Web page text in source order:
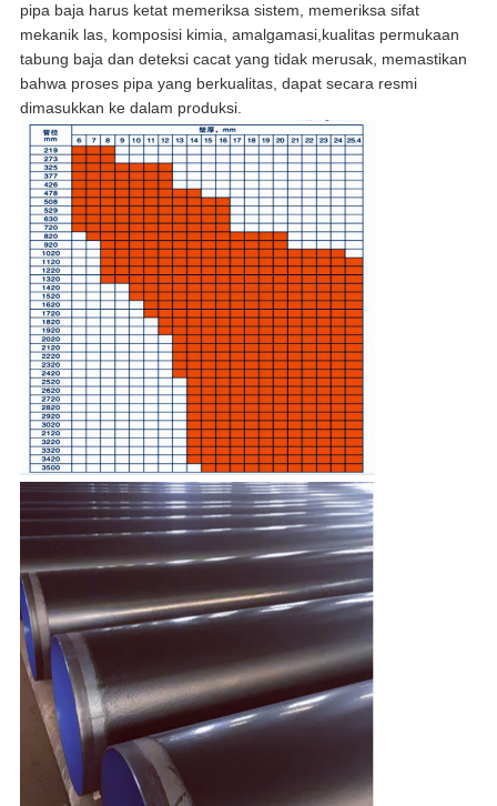
pipa baja harus ketat memeriksa sistem, memeriksa sifat
mekanik las, komposisi kimia, amalgamasi,kualitas permukaan
tabung baja dan deteksi cacat yang tidak merusak, memastikan
bahwa proses pipa yang berkualitas, dapat secara resmi
dimasukkan ke dalam produksi.